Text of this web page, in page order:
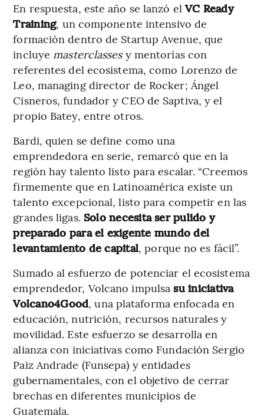
En respuesta, este año se lanzó elVC Ready
Training, un componente intensivo de
formación dentro de Startup Avenue, que
incluye masterclassesy mentorías con
referentes del ecosistema, como Lorenzo de
Leo, managing director de Rocker; Ángel
Cisneros, fundador y CEO de Saptiva, y el
propio Batey, entre otros.
Bardi, quien se define como una
emprendedora en serie, remarcó que en la
región hay talento listo para escalar. “Creemos
firmemente que en Latinoamérica existe un
talento excepcional, listo para competir en las
grandes ligas. Solo necesita ser pulido y
preparado para el exigente mundo del
levantamiento de capital, porque no es fácil”.
Sumado al esfuerzo de potenciar el ecosistema
emprendedor, Volcano impulsa su iniciativa
Volcano4Good, una plataforma enfocada en
educación, nutrición, recursos naturales y
movilidad. Este esfuerzo se desarrolla en
alianza con iniciativas como Fundación Sergio
Paiz Andrade (Funsepa) y entidades
gubernamentales, con el objetivo de cerrar
brechas en diferentes municipios de
Guatemala.